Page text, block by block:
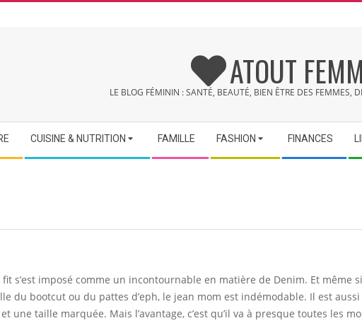
ATOUT
LE BLOG FÉMININ : SANTÉ, BEAUTÉ, BIEN ÊTRE DES FEMMES,
CUISINE & NUTRITION FAMILLE FASHION FINANCES
s’est imposé comme un incontournable en matière de Denim. Et même
du bootcut ou du pattes d’eph, le jean mom est indémodable. Il est
une taille marquée. Mais l’avantage, c’est qu’il va à presque toutes les